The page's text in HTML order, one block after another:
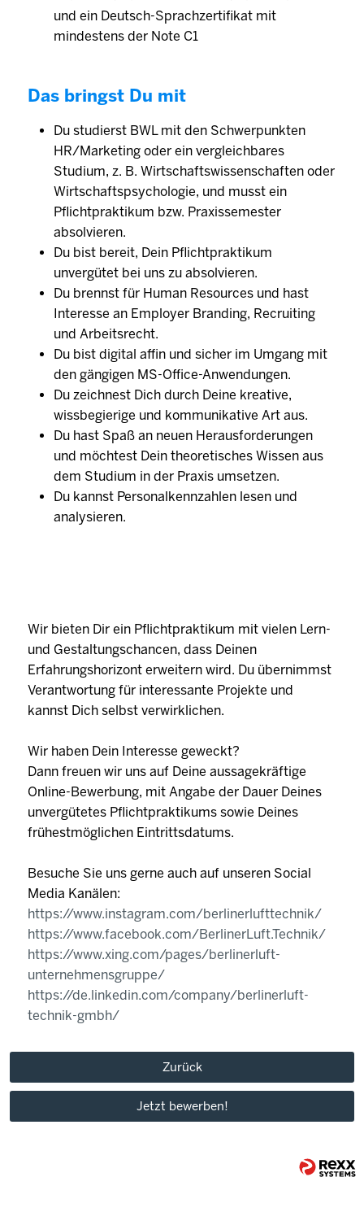
und ein Deutsch-Sprachzertifikat mit
mindestens der Note C1
Das bringst Du mit
Du studierst BWL mit den Schwerpunkten
HR/Marketing oder ein vergleichbares
Studium, z. B. Wirtschaftswissenschaften oder
Wirtschaftspsychologie, und musst ein
Pflichtpraktikum bzw. Praxissemester
absolvieren.
Du bist bereit, Dein Pflichtpraktikum
unvergütet bei uns zu absolvieren.
Du brennst für Human Resources und hast
Interesse an Employer Branding, Recruiting
und Arbeitsrecht.
Du bist digital affin und sicher im Umgang mit
den gängigen MS-Office-Anwendungen.
Du zeichnest Dich durch Deine kreative,
wissbegierige und kommunikative Art aus.
Du hast Spaß an neuen Herausforderungen
und möchtest Dein theoretisches Wissen aus
dem Studium in der Praxis umsetzen.
Du kannst Personalkennzahlen lesen und
analysieren.
Wir bieten Dir ein Pflichtpraktikum mit vielen Lern-
und Gestaltungschancen, dass Deinen
Erfahrungshorizont erweitern wird. Du übernimmst
Verantwortung für interessante Projekte und
kannst Dich selbst verwirklichen.
Wir haben Dein Interesse geweckt?
Dann freuen wir uns auf Deine aussagekräftige
Online-Bewerbung, mit Angabe der Dauer Deines
unvergütetes Pflichtpraktikums sowie Deines
frühestmöglichen Eintrittsdatums.
Besuche Sie uns gerne auch auf unseren Social
Media Kanälen:
https://www.instagram.com/berlinerlufttechnik/
https://www.facebook.com/BerlinerLuft.Technik/
https://www.xing.com/pages/berlinerluft-
unternehmensgruppe/
https://de.linkedin.com/company/berlinerluft-
technik-gmbh/
Zurück
Jetzt bewerben!